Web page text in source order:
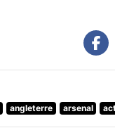
angleterre arsenal